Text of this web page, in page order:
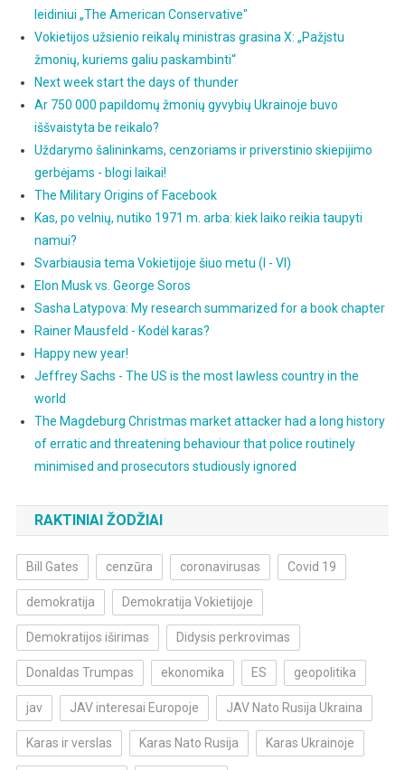
leidiniui „The American Conservative"
Vokietijos užsienio reikalų ministras grasina X: „Pažįstu
žmonių, kuriems galiu paskambinti“
Next week start the days of thunder
Ar 750 000 papildomų žmonių gyvybių Ukrainoje buvo
iššvaistyta be reikalo?
Uždarymo šalininkams, cenzoriams ir priverstinio skiepijimo
gerbėjams - blogi laikai!
The Military Origins of Facebook
Kas, po velnių, nutiko 1971 m. arba: kiek laiko reikia taupyti
namui?
Svarbiausia tema Vokietijoje šiuo metu (I - VI)
Elon Musk vs. George Soros
Sasha Latypova: My research summarized for a book chapter
Rainer Mausfeld - Kodėl karas?
Happy new year!
Jeffrey Sachs - The US is the most lawless country in the
world
The Magdeburg Christmas market attacker had a long history
of erratic and threatening behaviour that police routinely
minimised and prosecutors studiously ignored
RAKTINIAI ŽODŽIAI
Bill Gates cenzūra coronavirusas Covid 19
demokratija Demokratija Vokietijoje
Demokratijos iširimas Didysis perkrovimas
Donaldas Trumpas ekonomika ES geopolitika
jav JAV interesai Europoje JAV Nato Rusija Ukraina
Karas ir verslas Karas Nato Rusija Karas Ukrainoje